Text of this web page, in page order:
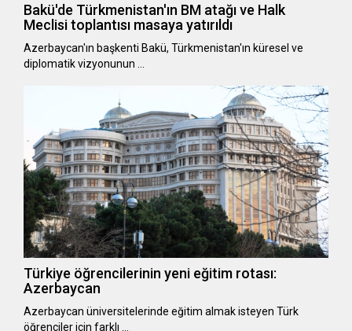
Bakü'de Türkmenistan'ın BM atağı ve Halk
Meclisi toplantısı masaya yatırıldı
Azerbaycan'ın başkenti Bakü, Türkmenistan'ın küresel ve
diplomatik vizyonunun …
Türkiye öğrencilerinin yeni eğitim rotası:
Azerbaycan
Azerbaycan üniversitelerinde eğitim almak isteyen Türk
öğrenciler için farklı …